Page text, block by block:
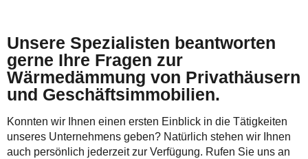
Unsere Spezialisten beantworten
gerne Ihre Fragen zur
Wärmedämmung von Privathäusern
und Geschäftsimmobilien.
Konnten wir Ihnen einen ersten Einblick in die Tätigkeiten
unseres Unternehmens geben? Natürlich stehen wir Ihnen
auch persönlich jederzeit zur Verfügung. Rufen Sie uns an